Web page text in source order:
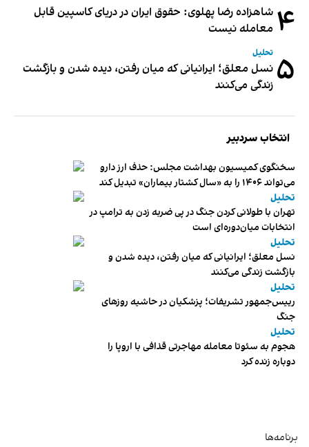
۴ شاهزاده رضا پهلوی: حقوق ایران در دریای کاسپین قابل
معامله نیست
۵ تحلیل
نسل معلق؛ ایرانیانی که میان رفتن، دیده شدن و بازگشت
زندگی می‌کنند
انتخاب سردبیر
سخنگوی کمیسیون بهداشت مجلس: حذف ارز دارو
می‌تواند ۱۴۰۶ را به «سال کشتار بیماران» تبدیل کند
تحلیل
تهران با طولانی کردن جنگ در پی ضربه زدن به ترامپ در
انتخابات میان‌دوره‌ای است
تحلیل
نسل معلق؛ ایرانیانی که میان رفتن، دیده شدن و
بازگشت زندگی می‌کنند
تحلیل
رییس‌جمهور تشریفات؛ پزشکیان در حاشیه روزهای
جنگ
تحلیل
هجوم به سئوتا معامله مهاجرتی قذافی با اروپا را
دوباره زنده کرد
برنامه‌ها